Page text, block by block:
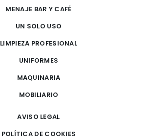
MENAJE BAR Y CAFÉ
UN SOLO USO
LIMPIEZA PROFESIONAL
UNIFORMES
MAQUINARIA
MOBILIARIO
AVISO LEGAL
POLÍTICA DE COOKIES